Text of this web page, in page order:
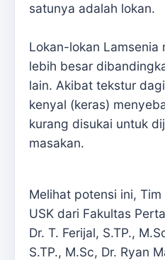
satunya adalah lokan.
Lokan-lokan Lamsenia
lebih besar
lain. Akibat tekstur
kenyal (keras)
kurang disukai untuk
masakan.
Melihat potensi ini,
USK dari Fakultas
Dr. T. Ferijal, S.TP.,
S.TP., M.Sc, Dr. Ryan